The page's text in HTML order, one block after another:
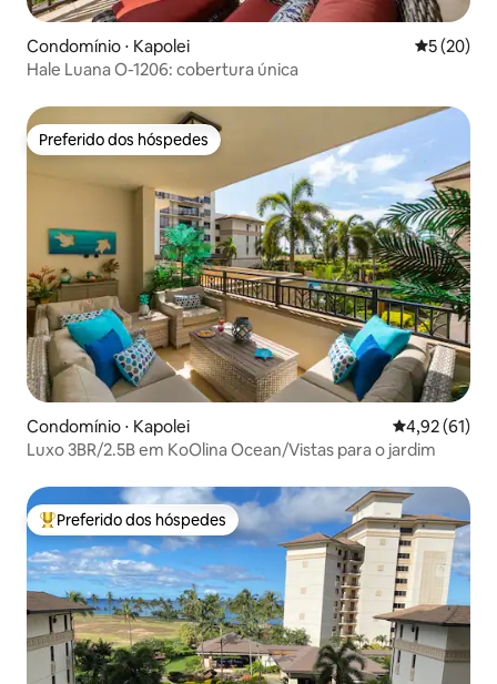
Condomínio ⋅ Kapolei 5 de uma
5 (20)
Hale Luana O-1206: cobertura única
Preferido dos hóspedes
Preferido dos hóspedes
Condomínio ⋅ Kapolei 4,92 de uma
4,92 (61)
Luxo 3BR/2.5B em KoOlina Ocean/Vistas para o jardim
Entre os melhores preferidos dos hóspedes
Preferido dos hóspedes